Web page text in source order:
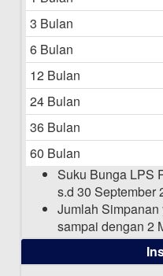
Laporan
06-05-2025
Daftar
Bulan April
15-04-2025
3 Bulan
6 Bulan
12 Bulan
24 Bulan
36 Bulan
60 Bulan
Suku Bunga LPS
s.d 30 September
Jumlah
sampai dengan 2
dalam satu bank